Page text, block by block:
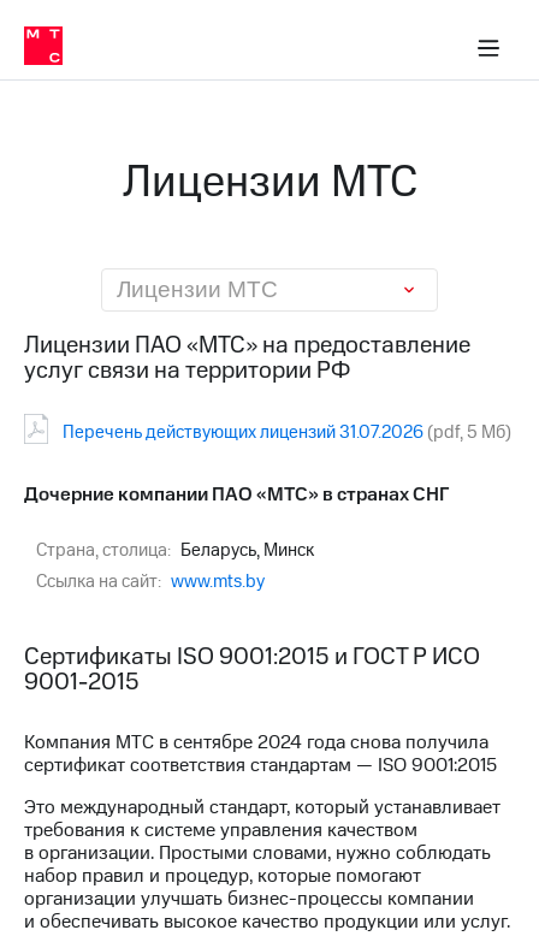
Медиа-центр
и акционерам
Устойчивое развитие
Комплаенс и деловая этика
компании
Карьера
в МТС
Руководство
Правовая
Контакты
Медиа-центр
МТС
Достижения
Интервью
Финансовая
отчетность
Контакты
Новости
в
регионе
в МТС
МТС
о технологиях
Лицензии МТС
Лицензии МТС
Лицензии ПАО «МТС» на предоставление
услуг связи на территории РФ
Перечень действующих лицензий 31.07.2026(pdf, 5 Mб)
Дочерние компании ПАО «МТС» в странах СНГ
Страна, столица: Беларусь, Минск
Ссылка на сайт: www.mts.by
Сертификаты ISO 9001:2015 и ГОСТ Р ИСО
9001-2015
Компания МТС в сентябре 2024 года снова получила
сертификат соответствия стандартам — ISO 9001:2015
Это международный стандарт, который устанавливает
требования к системе управления качеством
в организации. Простыми словами, нужно соблюдать
набор правил и процедур, которые помогают
организации улучшать бизнес-процессы компании
и обеспечивать высокое качество продукции или услуг.